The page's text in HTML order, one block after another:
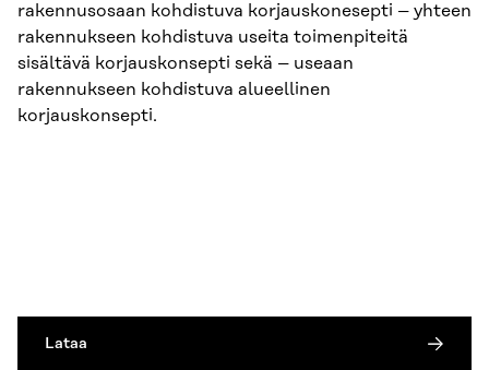
rakennusosaan kohdistuva korjauskonesepti – yhteen
rakennukseen kohdistuva useita toimenpiteitä
sisältävä korjauskonsepti sekä – useaan
rakennukseen kohdistuva alueellinen
korjauskonsepti.
Lataa